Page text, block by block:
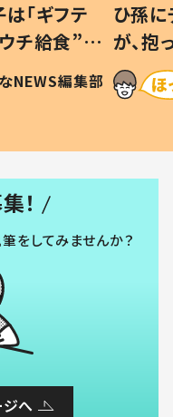
「ギフテ
チ給食”を
#令和の親
NEWS編集部
ひ孫
が、
「涙が
い」
！
をしてみませんか？
へ